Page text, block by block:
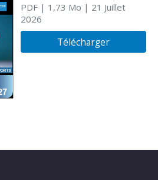
PDF| 1,73 Mo | 21 Juillet
2026
Télécharger